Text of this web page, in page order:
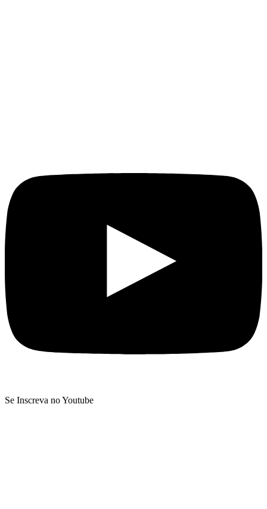
Se Inscreva no Youtube